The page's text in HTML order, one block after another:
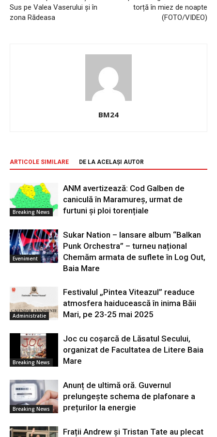
Sus pe Valea Vaserului și în
zona Rădeasa
torță în miez de noapte
(FOTO/VIDEO)
BM24
ARTICOLE SIMILARE DE LA ACELAȘI AUTOR
Breaking News
ANM avertizează: Cod Galben de
caniculă în Maramureș, urmat de
furtuni și ploi torențiale
Eveniment
Sukar Nation – lansare album “Balkan
Punk Orchestra” – turneu național
Chemăm armata de suflete în Log Out,
Baia Mare
Administratie
Festivalul „Pintea Viteazul” readuce
atmosfera haiducească în inima Băii
Mari, pe 23-25 mai 2025
Breaking News
Joc cu coșarcă de Lăsatul Secului,
organizat de Facultatea de Litere Baia
Mare
Breaking News
Anunț de ultimă oră. Guvernul
prelungește schema de plafonare a
prețurilor la energie
Frații Andrew și Tristan Tate au plecat